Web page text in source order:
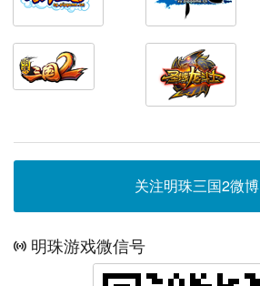
关注明珠三国2微博
明珠游戏微信号